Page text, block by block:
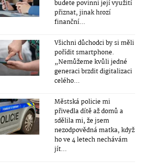
budete povinni její využití
přiznat, jinak hrozí
finanční...
Všichni důchodci by si měli
pořídit smartphone.
„Nemůžeme kvůli jedné
generaci brzdit digitalizaci
celého...
Městská policie mi
přivedla dítě až domů a
sdělila mi, že jsem
nezodpovědná matka, když
ho ve 4 letech nechávám
jít...